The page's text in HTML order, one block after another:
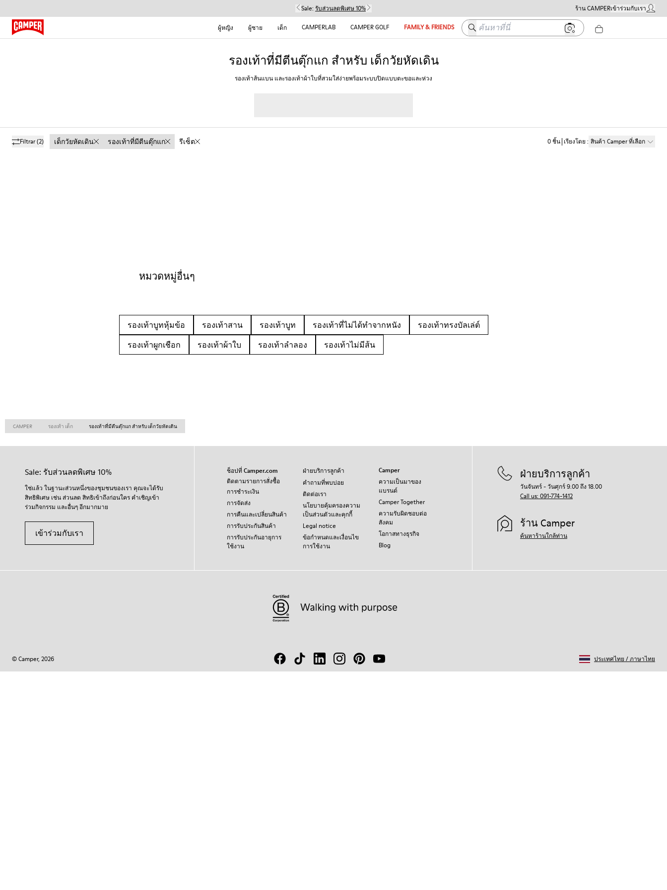
Sale: รับส่วนลดพิเศษ 10% ร้าน CAMPERเข้าร่วมกับเราบัญชีผู้ใ
ผู้หญิง
ผู้ชาย เด็ก CAMPERLAB CAMPER GOLF FAMILY & FRIENDS ค้นหาที่นี่
รองเท้าที่มีตีนตุ๊กแก สำหรับ เด็กวัยหัดเดิน
รองเท้าส้นแบน และรองเท้าผ้าใบที่สวมใส่ง่ายพร้อมระบบปิดแบบตะขอและห่วง
Filtrar(2) เด็กวัยหัดเดิน รองเท้าที่มีตีนตุ๊กแก รีเซ็ต 0ชิ้น เรียงโดย : สินค้า Camper ที่เลือก
หมวดหมู่อื่นๆ
รองเท้าบูทหุ้มข้อ รองเท้าสาน รองเท้าบูท รองเท้าที่ไม่ได้ทำจากหนัง
รองเท้าทรงบัลเล่ต์
รองเท้าผูกเชือก
รองเท้าผ้าใบ รองเท้าลำลอง รองเท้าไม่มีส้น
CAMPER รองเท้า เด็ก รองเท้าที่มีตีนตุ๊กแก สำหรับ เด็กวัยหัดเดิน
Sale: รับส่วนลดพิเศษ 10%
ใช่แล้ว ในฐานะส่วนหนึ่งของชุมชนของเรา คุณจะได้รับ
สิทธิพิเศษ เช่น ส่วนลด สิทธิเข้าถึงก่อนใคร คำเชิญเข้า
ร่วมกิจกรรม และอื่นๆ อีกมากมาย
เข้าร่วมกับเรา
ช็อปที่ Camper.com
ติดตามรายการสั่งซื้อ
การชำระเงิน
การจัดส่ง
การคืนและเปลี่ยนสินค้า
การรับประกันสินค้า
การรับประกันอายุการ
ใช้งาน
ฝ่ายบริการลูกค้า
คำถามที่พบบ่อย
ติดต่อเรา
นโยบายคุ้มครองความ
เป็นส่วนตัวและคุกกี้
Legal notice
ข้อกำหนดและเงื่อนไข
การใช้งาน
Camper
ความเป็นมาของ
แบรนด์
Camper Together
ความรับผิดชอบต่อ
สังคม
โอกาสทางธุรกิจ
Blog
ฝ่ายบริการลูกค้า
วันจันทร์ - วันศุกร์ 9.00 ถึง 18.00
Call us: 091-774-1412
ร้าน Camper
ค้นหาร้านใกล้ท่าน
© Camper, 2026 ประเทศไทย /ภาษาไทย